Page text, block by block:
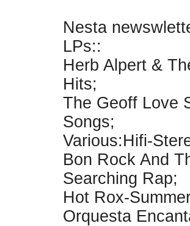
Nesta
LPs::
Herb Alpert &
Hits;
The Geoff Love
Songs;
Various:Hifi-
Bon Rock And
Searching Rap;
Hot Rox-
Orquesta